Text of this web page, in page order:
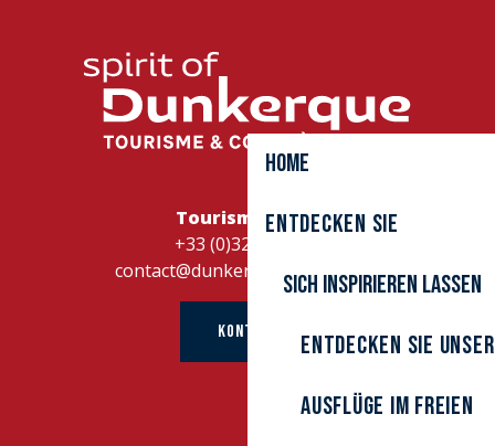
Home
Entdecken Sie
Sich inspirieren lassen
Entdecken Sie
Ausflüge im Freien
Tourismusbüro
+33 (0)328262728
contact@dunkerque-tourisme.fr
KONTAKT